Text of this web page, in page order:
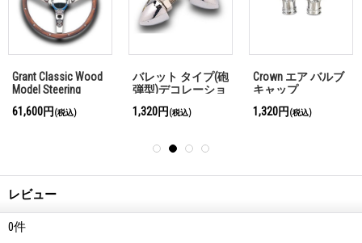
Grant Classic Wood
Model Steering
61,600円 (税込)
バレット タイプ(砲
弾型)デコレーショ
1,320円 (税込)
Crown エア バルブ
キャップ
1,320円 (税込)
レビュー
0件